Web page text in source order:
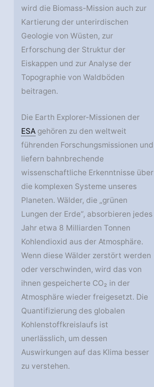
wird die Biomass-Mission auch zur
Kartierung der unterirdischen
Geologie von Wüsten, zur
Erforschung der Struktur der
Eiskappen und zur Analyse der
Topographie von Waldböden
beitragen.
Die Earth Explorer-Missionen der
ESA gehören zu den weltweit
führenden Forschungsmissionen und
liefern bahnbrechende
wissenschaftliche Erkenntnisse über
die komplexen Systeme unseres
Planeten. Wälder, die „grünen
Lungen der Erde“, absorbieren jedes
Jahr etwa 8 Milliarden Tonnen
Kohlendioxid aus der Atmosphäre.
Wenn diese Wälder zerstört werden
oder verschwinden, wird das von
ihnen gespeicherte CO₂ in der
Atmosphäre wieder freigesetzt. Die
Quantifizierung des globalen
Kohlenstoffkreislaufs ist
unerlässlich, um dessen
Auswirkungen auf das Klima besser
zu verstehen.